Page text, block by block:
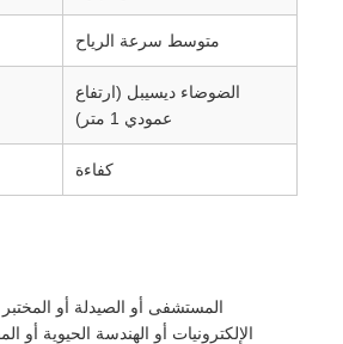
متوسط ​​سرعة الرياح
الضوضاء ديسيبل (ارتفاع
عمودي 1 متر)
كفاءة
المستشفى أو الصيدلة أو
الإلكترونيات أو الهندسة الحيوية أو